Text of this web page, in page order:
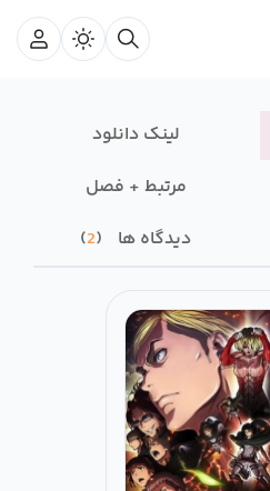
لینک دانلود
مرتبط + فصل
دیدگاه ها 2